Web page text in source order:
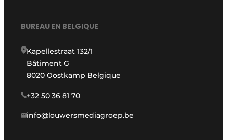
BUREAU EN BELGIQUE
Kapellestraat 132/1
Bâtiment G
8020 Oostkamp Belgique
+32 50 36 81 70
info@louwersmediagroep.be